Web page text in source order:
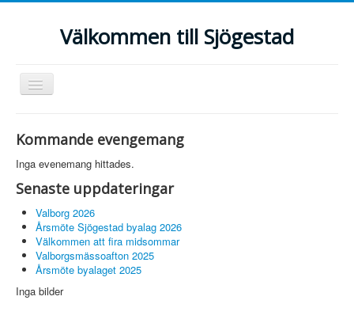
Välkommen till Sjögestad
Visa/dölj
navigering
Fiber
Grannsamverkan
Bildgalleri
Sjögestadbladet
Kommande evengemang
Inga evenemang hittades.
Senaste uppdateringar
Valborg 2026
Årsmöte Sjögestad byalag 2026
Välkommen att fira midsommar
Valborgsmässoafton 2025
Årsmöte byalaget 2025
Inga bilder